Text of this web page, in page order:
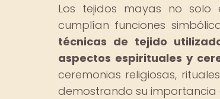
Los tejidos mayas no
cumplían funciones
técnicas de tejido
aspectos espirituales y
ceremonias religiosas,
demostrando su importancia